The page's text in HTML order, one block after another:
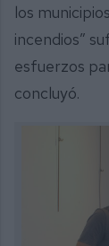
los
incendios”
esfuerzos
concluyó.